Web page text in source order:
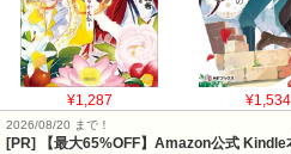
¥1,287 ¥1,534
2026/08/20 まで！
[PR]
【最大65%OFF】Amazon公式